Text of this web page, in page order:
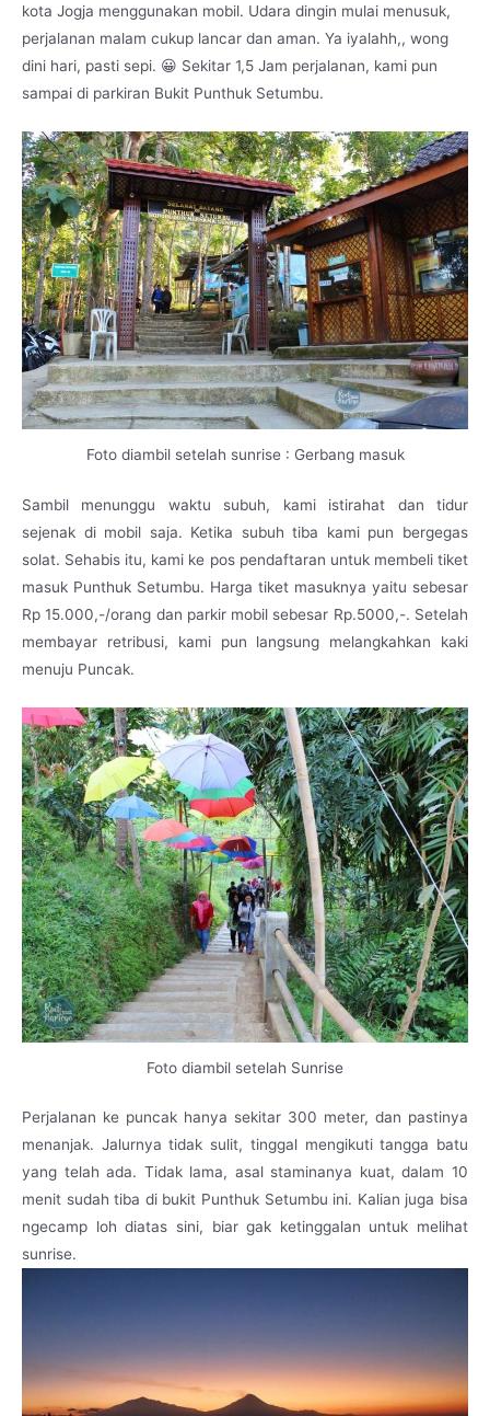
kota Jogja menggunakan mobil. Udara dingin mulai menusuk,
perjalanan malam cukup lancar dan aman. Ya iyalahh,, wong
dini hari, pasti sepi. 😀 Sekitar 1,5 Jam perjalanan, kami pun
sampai di parkiran Bukit Punthuk Setumbu.
Foto diambil setelah sunrise : Gerbang masuk
Sambil menunggu waktu subuh, kami istirahat dan tidur
sejenak di mobil saja. Ketika subuh tiba kami pun bergegas
solat. Sehabis itu, kami ke pos pendaftaran untuk membeli tiket
masuk Punthuk Setumbu. Harga tiket masuknya yaitu sebesar
Rp 15.000,-/orang dan parkir mobil sebesar Rp.5000,-. Setelah
membayar retribusi, kami pun langsung melangkahkan kaki
menuju Puncak.
Foto diambil setelah Sunrise
Perjalanan ke puncak hanya sekitar 300 meter, dan pastinya
menanjak. Jalurnya tidak sulit, tinggal mengikuti tangga batu
yang telah ada. Tidak lama, asal staminanya kuat, dalam 10
menit sudah tiba di bukit Punthuk Setumbu ini. Kalian juga bisa
ngecamp loh diatas sini, biar gak ketinggalan untuk melihat
sunrise.